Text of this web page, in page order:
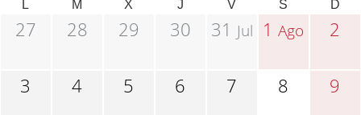
L M X J V S D
27 28 29 30 31 Jul 1Ago 2
3 4 5 6 7 8 9